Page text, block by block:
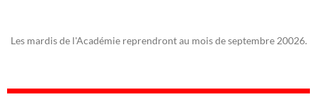
Les mardis de l'Académie reprendront au mois de septembre 20026.